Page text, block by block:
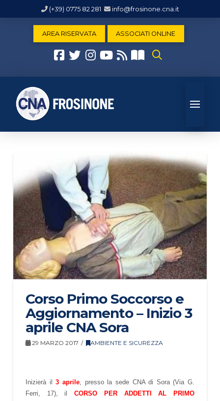
(+39) 0775 82 281 info@frosinone.cna.it
AREA RISERVATA ASSOCIATI ONLINE
Corso Primo Soccorso e
Aggiornamento – Inizio 3
aprile CNA Sora
29 MARZO 2017 AMBIENTE E SICUREZZA
Inizierà il3 aprile, presso la sede CNA di Sora (Via G.
Ferri, 17), ilCORSO PER ADDETTI AL PRIMO